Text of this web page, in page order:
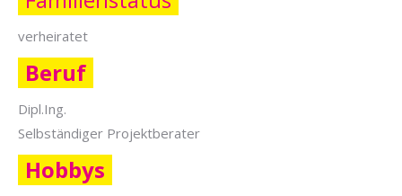
verheiratet
Beruf
Dipl.Ing.
Selbständiger Projektberater
Hobbys